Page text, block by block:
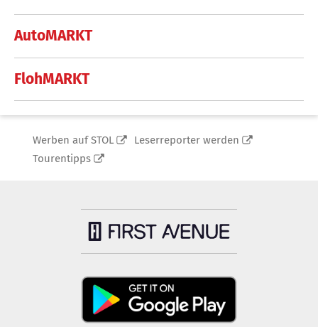
AutoMARKT
FlohMARKT
Werben auf STOL
Leserreporter werden
Tourentipps